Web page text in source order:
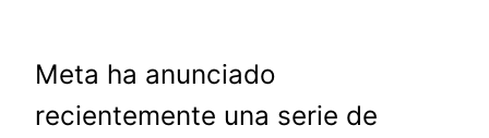
Meta ha anunciado
recientemente una serie de